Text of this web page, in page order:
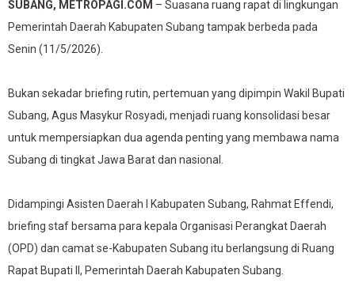
SUBANG, METROPAGI.COM – Suasana ruang rapat di lingkungan
Pemerintah Daerah Kabupaten Subang tampak berbeda pada
Senin (11/5/2026).
Bukan sekadar briefing rutin, pertemuan yang dipimpin Wakil Bupati
Subang, Agus Masykur Rosyadi, menjadi ruang konsolidasi besar
untuk mempersiapkan dua agenda penting yang membawa nama
Subang di tingkat Jawa Barat dan nasional.
Didampingi Asisten Daerah I Kabupaten Subang, Rahmat Effendi,
briefing staf bersama para kepala Organisasi Perangkat Daerah
(OPD) dan camat se-Kabupaten Subang itu berlangsung di Ruang
Rapat Bupati II, Pemerintah Daerah Kabupaten Subang.